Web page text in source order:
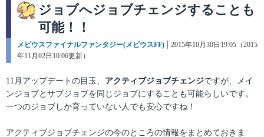
ジョブへジョブチェンジすることも
可能！！
カ
テ
リ
ー
メビウスファイナルファンタジー(メビウスFF)
投
2015年10月30日19:05（2015
年11月02日10:06更新）
11月アップデートの目玉、 アクティブジョブチェンジですが、メイ
ンジョブとサブジョブを同じジョブにすることも可能らしいです。
一つのジョブしか育っていない人でも安心ですね！
アクティブジョブチェンジの今のところの情報をまとめておきま